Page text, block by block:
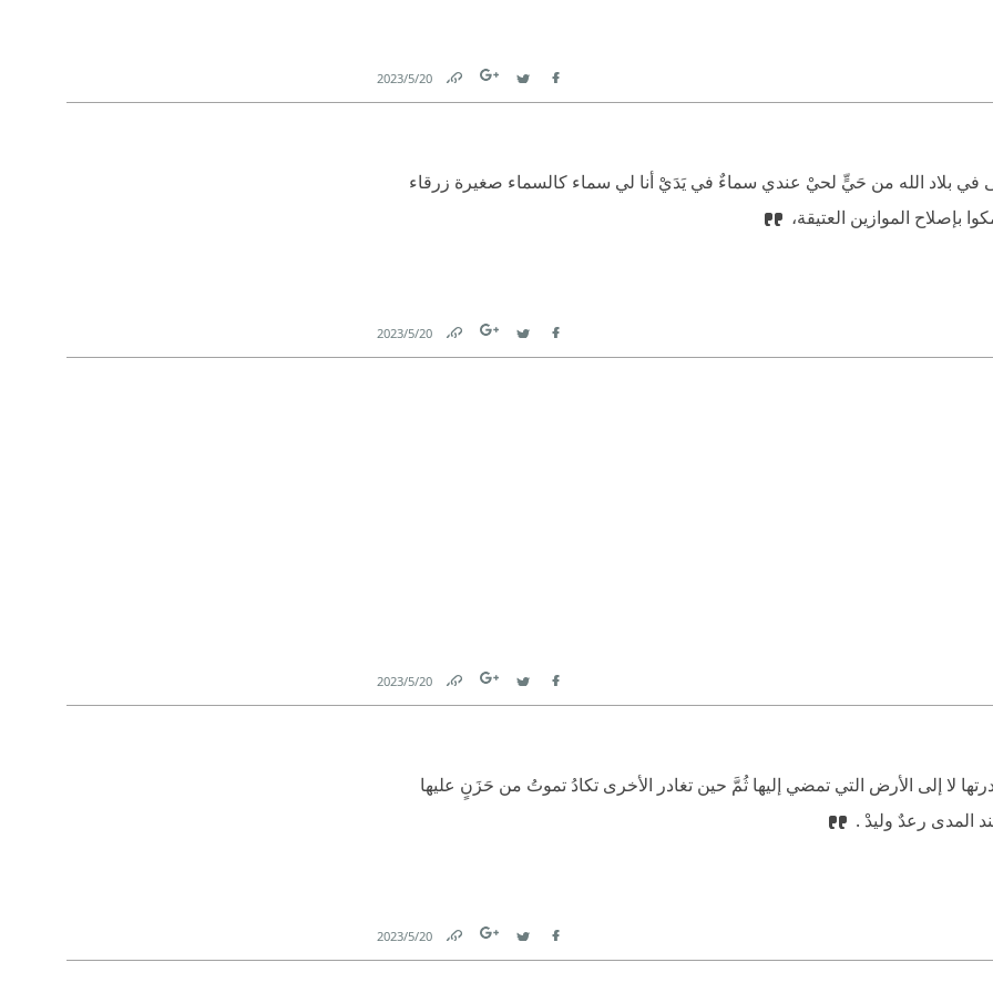
Facebook
Twitter
Link
20‏/5‏/2023
في بلاد الله من حَيٍّ لحيْ ‫عندي سماءٌ في يَدَيْ ‫أنا لي سماء كالسماء صغيرة زرقاء
بإصلاح الموازين العتيقة،
Facebook
Twitter
Link
20‏/5‏/2023
Facebook
Twitter
Link
20‏/5‏/2023
لا إلى الأرض التي تمضي إليها ‫ثُمَّ حين تغادر الأخرى تكادُ تموتُ من حَزَنٍ عليها
المدى رعدٌ وليدْ .
Facebook
Twitter
Link
20‏/5‏/2023